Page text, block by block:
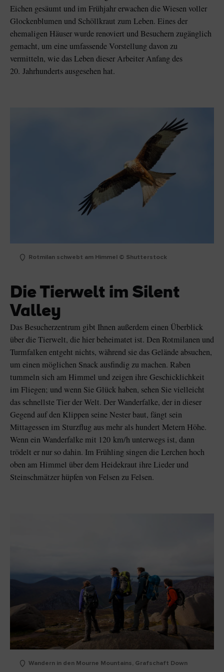
Eichen gesäumt und im Frühjahr erwachen die Wiesen voller
Glockenblumen und Schöllkraut zum Leben. Eines der
ehemaligen Häuser wurde renoviert und Besuchern zugänglich
gemacht, um eine umfassende Vorstellung davon zu
vermitteln, wie das Leben dieser Arbeiter Anfang des
20. Jahrhunderts ausgesehen hat.
Rotmilan schwebt am Himmel © Shutterstock
Die Tierwelt im Silent
Valley
Das Besucherzentrum gibt Ihnen außerdem einen Überblick
über die Tierwelt, die hier beheimatet ist. Den Rotmilanen und
Turmfalken entgeht nichts, während sie das Gelände absuchen,
um einen möglichen Snack ausfindig zu machen. Raben
tummeln sich am Himmel und zeigen ihre Geschicklichkeit
im Fliegen; und wenn Sie Glück haben, sehen Sie vielleicht
das schnellste Tier der Welt. Der Wanderfalke, der in dieser
Gegend auf den Klippen seine Nester baut, fängt sein
Mittagessen im Sturzflug aus mehr als hundert Metern Höhe.
Wenn ein Wanderfalke mit 120 km/h unterwegs ist, dann
trödelt er nur so dahin. Im Frühling singen die Lerchen hoch
oben am Himmel über dem Heidekraut ihre Lieder und
Steinschmätzer hüpfen von Felsen zu Felsen.
Wandern in den Mourne Mountains, Grafschaft Down